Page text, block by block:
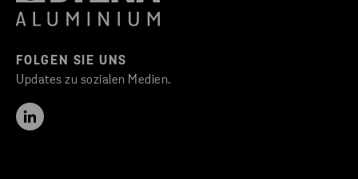
FOLGEN SIE UNS
Updates zu sozialen Medien.